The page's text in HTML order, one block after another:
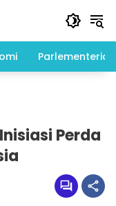
Parlementeria
Perda